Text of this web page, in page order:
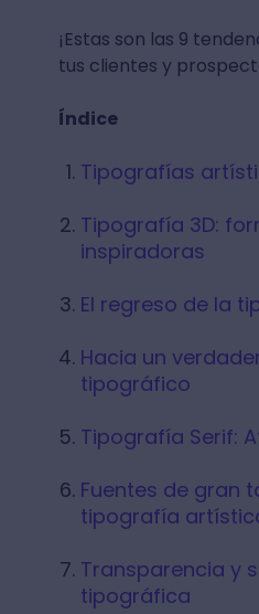
¡Estas son las 9
tus clientes y
Índice
Tipografías
Tipografía 3D:
inspiradoras
El regreso de la
Hacia un
tipográfico
Tipografía Serif:
Fuentes de gran
tipografía
Transparencia y
tipográfica